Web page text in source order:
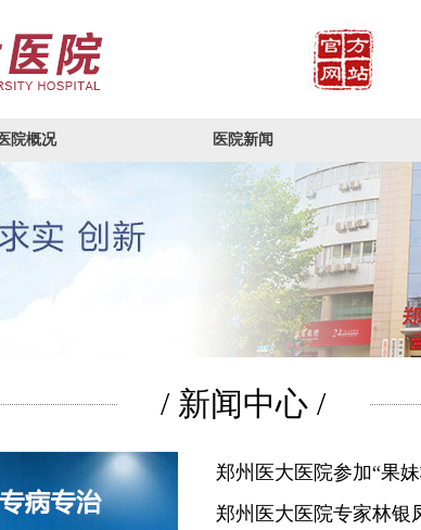
院概况 医院新闻
/ 新闻中心 /
郑州医大医院参加“果
郑州医大医院专家林银